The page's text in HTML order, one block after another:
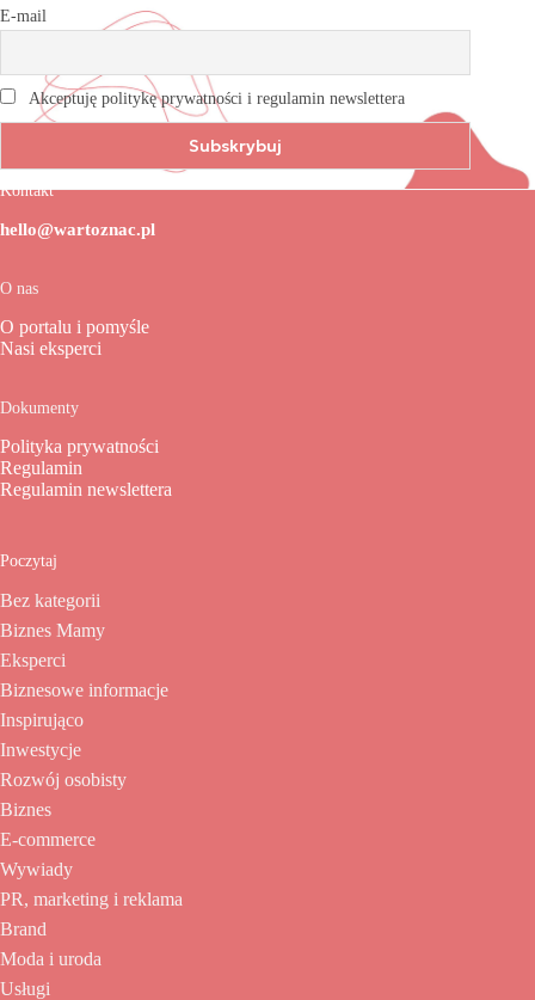
E-mail
Akceptuję politykę prywatności i regulamin newslettera
Kontakt
hello@wartoznac.pl
O nas
O portalu i pomyśle
Nasi eksperci
Dokumenty
Polityka prywatności
Regulamin
Regulamin newslettera
Poczytaj
Bez kategorii
Biznes Mamy
Eksperci
Biznesowe informacje
Inspirująco
Inwestycje
Rozwój osobisty
Biznes
E-commerce
Wywiady
PR, marketing i reklama
Brand
Moda i uroda
Usługi